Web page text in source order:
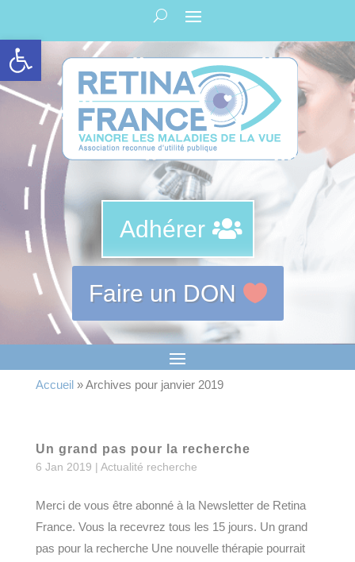
Panneau de gestion des cookies
Ouvrir la barre d’outils
Adhérer
Faire un DON
Accueil»Archives pour janvier 2019
Un grand pas pour la recherche
6 Jan 2019 | Actualité recherche
Merci de vous être abonné à la Newsletter de Retina
France. Vous la recevrez tous les 15 jours. Un grand
pas pour la recherche Une nouvelle thérapie pourrait